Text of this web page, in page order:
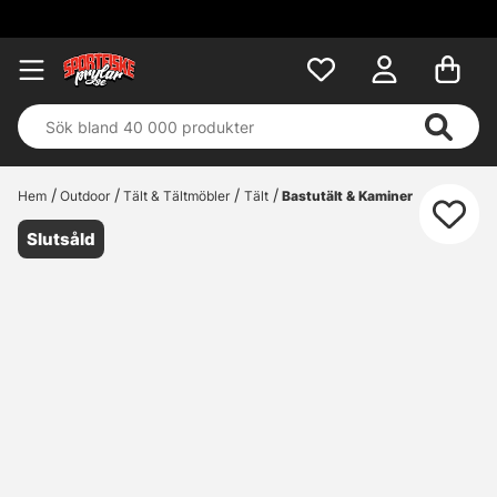
Hem Outdoor Tält & Tältmöbler Tält Bastutält & Kaminer
Slutsåld